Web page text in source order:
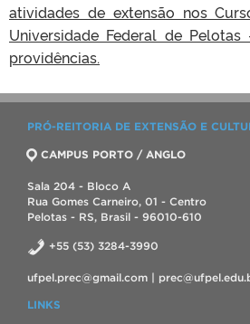
atividades de extensão nos
Universidade Federal de
providências.
PRÓ-REITORIA DE EXTENSÃO E
CAMPUS PORTO / ANGLO
Sala 204 - Bloco A
Rua Gomes Carneiro, 01 - Centro
Pelotas - RS, Brasil - 96010-610
+55 (53) 3284-3990
ufpel.prec@gmail.com |
LINKS